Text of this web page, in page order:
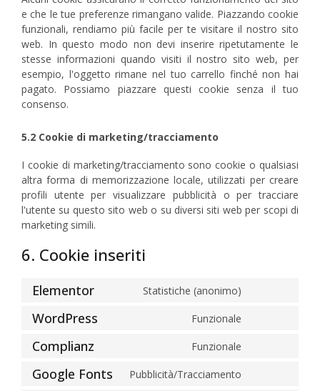
e che le tue preferenze rimangano valide. Piazzando cookie
funzionali, rendiamo più facile per te visitare il nostro sito
web. In questo modo non devi inserire ripetutamente le
stesse informazioni quando visiti il nostro sito web, per
esempio, l'oggetto rimane nel tuo carrello finché non hai
pagato. Possiamo piazzare questi cookie senza il tuo
consenso.
5.2 Cookie di marketing/tracciamento
I cookie di marketing/tracciamento sono cookie o qualsiasi
altra forma di memorizzazione locale, utilizzati per creare
profili utente per visualizzare pubblicità o per tracciare
l'utente su questo sito web o su diversi siti web per scopi di
marketing simili.
6. Cookie inseriti
Elementor Statistiche (anonimo)
WordPress Funzionale
Complianz Funzionale
Google Fonts Pubblicità/Tracciamento